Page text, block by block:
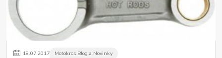
18.07.2017 Motokros Blog a Novinky